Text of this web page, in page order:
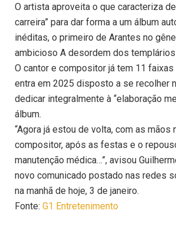
O artista aproveita o que caracteriza
carreira” para dar forma a um álbum
inéditas, o primeiro de Arantes no
ambicioso A desordem dos
O cantor e compositor já tem 11
entra em 2025 disposto a se recolher
dedicar integralmente à “elaboração
álbum.
“Agora já estou de volta, com as mãos
compositor, após as festas e o
manutenção médica…”, avisou
novo comunicado postado nas redes
na manhã de hoje, 3 de janeiro.
Fonte: G1 Entretenimento